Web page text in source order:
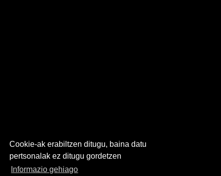
Cookie-ak erabiltzen ditugu, baina datu
pertsonalak ez ditugu gordetzen
Informazio gehiago